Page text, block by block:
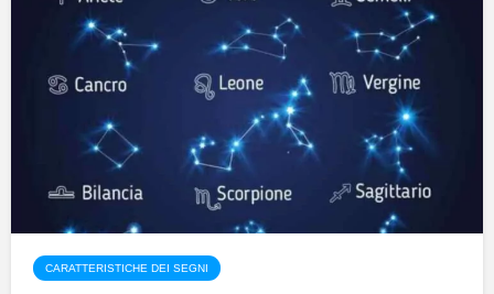
CARATTERISTICHE DEI SEGNI